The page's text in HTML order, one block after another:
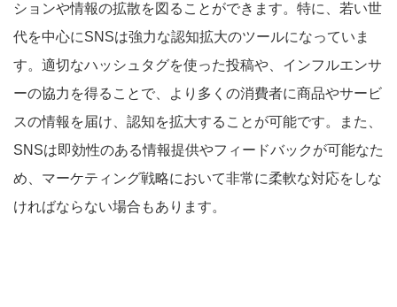
ションや情報の拡散を図ることができます。特に、若い世
代を中心にSNSは強力な認知拡大のツールになっていま
す。適切なハッシュタグを使った投稿や、インフルエンサ
ーの協力を得ることで、より多くの消費者に商品やサービ
スの情報を届け、認知を拡大することが可能です。また、
SNSは即効性のある情報提供やフィードバックが可能なた
め、マーケティング戦略において非常に柔軟な対応をしな
ければならない場合もあります。